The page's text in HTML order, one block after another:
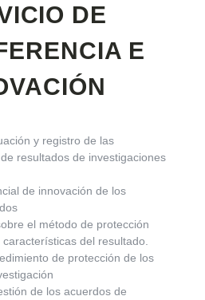
DE
E
y registro de las
resultados de investigaciones
de innovación de los
el método de protección
del resultado.
de protección de los
de los acuerdos de